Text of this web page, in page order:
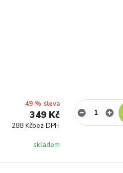
49 % sleva
349 Kč
288 Kčbez DPH
skladem